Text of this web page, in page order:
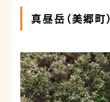
真昼岳（美郷町）